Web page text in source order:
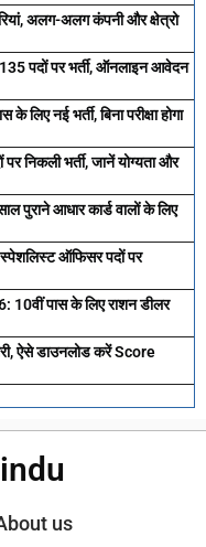
अलग-अलग कंपनी और क्षेत्रो
पदों पर भर्ती, ऑनलाइन आवेदन
नई भर्ती, बिना परीक्षा होगा
भर्ती, जानें योग्यता और
आधार कार्ड वालों के लिए
ऑफिसर पदों पर
पास के लिए राशन डीलर
ऐसे डाउनलोड करें Score
us